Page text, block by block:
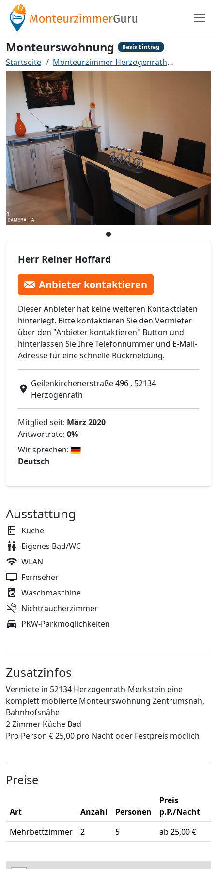
Monteurswohnung Basis Eintrag
Startseite Monteurzimmer Herzogenrath
Herr Reiner Hoffard
Anbieter kontaktieren
Dieser Anbieter hat keine weiteren Kontaktdaten
hinterlegt. Bitte kontaktieren Sie den Vermieter
über den "Anbieter kontaktieren" Button und
hinterlassen Sie Ihre Telefonnummer und E-Mail-
Adresse für eine schnelle Rückmeldung.
Geilenkirchenerstraße 496 , 52134
Herzogenrath
Mitglied seit: März 2020
Antwortrate: 0%
Wir sprechen:
Deutsch
Ausstattung
Küche
Eigenes Bad/WC
WLAN
Fernseher
Waschmaschine
Nichtraucherzimmer
PKW-Parkmöglichkeiten
Zusatzinfos
Vermiete in 52134 Herzogenrath-Merkstein eine
komplett möblierte Monteurswohnung Zentrumsnah,
Bahnhofsnähe
2 Zimmer Küche Bad
Pro Person € 25,00 pro Nacht oder Festpreis möglich
Preise
Art Anzahl Personen
Preis
p.P./Nacht
Mehrbettzimmer
2 5 ab 25,00 €